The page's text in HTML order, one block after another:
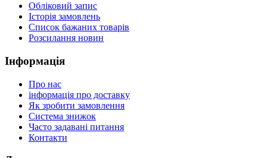
Обліковий запис
Історія замовлень
Список бажаних товарів
Розсилання новин
Інформація
Про нас
інформація про доставку
Як зробити замовлення
Система знижок
Часто задавані питання
Контакти